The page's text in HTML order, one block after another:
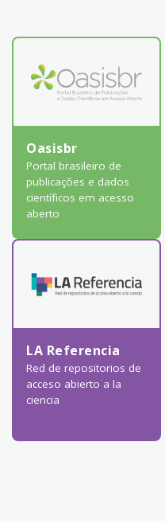
Oasisbr
Portal brasileiro de
publicações e dados
científicos em acesso
aberto
LA Referencia
Red de repositorios de
acceso abierto a la
ciencia